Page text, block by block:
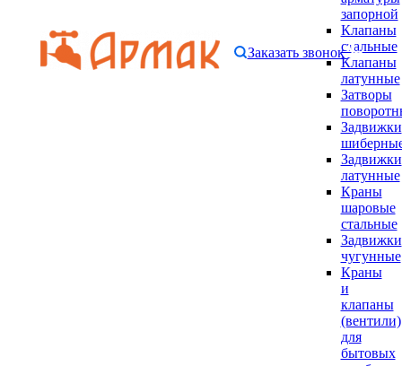
запорной
Клапаны
стальные
Клапаны
латунные
Затворы
Задвижки
Задвижки
латунные
Краны
шаровые
стальные
Задвижки
чугунные
Краны
и
клапаны
(вентили)
для
бытовых
Заказать звонок